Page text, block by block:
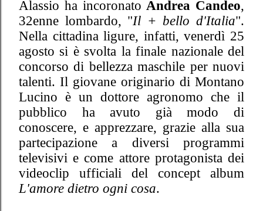
Alassio ha incoronatoAndrea Candeo,
32enne lombardo, "Il + bello d'Italia".
Nella cittadina ligure, infatti, venerdì 25
agosto si è svolta la finale nazionale del
concorso di bellezza maschile per nuovi
talenti. Il giovane originario di Montano
Lucino è un dottore agronomo che il
pubblico ha avuto già modo di
conoscere, e apprezzare, grazie alla sua
partecipazione a diversi programmi
televisivi e come attore protagonista dei
videoclip ufficiali del concept album
L'amore dietro ogni cosa.